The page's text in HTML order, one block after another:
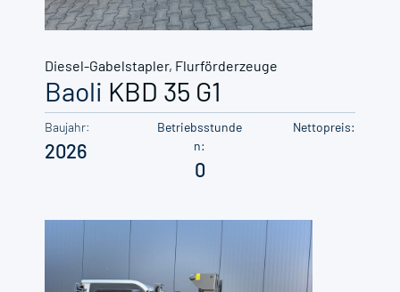
Diesel-Gabelstapler, Flurförderzeuge
Baoli KBD 35 G1
Baujahr:
2026
Betriebsstunde
n:
0
Nettopreis: